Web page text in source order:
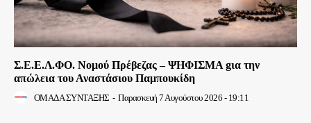
Σ.Ε.Ε.Λ.ΦΟ. Νομού Πρέβεζας – ΨΗΦΙΣΜΑ gια την
απώλεια του Αναστάσιου Παμπουκίδη
ΟΜΑΔΑ ΣΥΝΤΑΞΗΣ - Παρασκευή 7 Αυγούστου 2026 - 19:11